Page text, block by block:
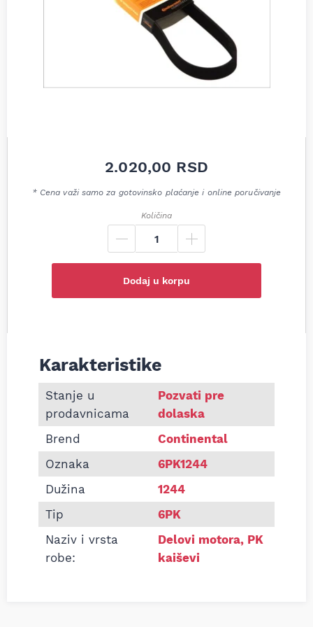
2.020,00 RSD
* Cena važi samo za gotovinsko plaćanje i online poručivanje
Količina
Dodaj u korpu
Informacije o Pk kaiš Continental 6PK1244
Karakteristike
Stanje u
prodavnicama
Pozvati pre
dolaska
Brend
Continental
Oznaka
6PK1244
Dužina
1244
Tip
6PK
Naziv i vrsta
robe:
Delovi motora, PK
kaiševi